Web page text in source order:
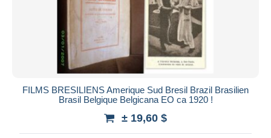
FILMS BRESILIENS Amerique Sud Bresil Brazil Brasilien
Brasil Belgique Belgicana EO ca 1920 !
± 19,60 $